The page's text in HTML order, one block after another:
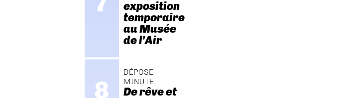
exposition
temporaire
au Musée
de l'Air
DÉPOSE
MINUTE
De rêve et